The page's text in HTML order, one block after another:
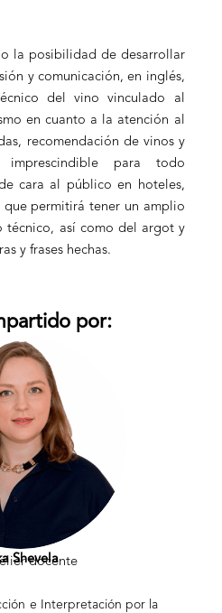
la posibilidad de desarrollar
y comunicación, en inglés,
del vino vinculado al
en cuanto a la atención al
recomendación de vinos y
imprescindible para todo
cara al público en hoteles,
que permitirá tener un amplio
técnico, así como del argot y
y frases hechas.
por:
Shevela
docente
e Interpretación por la